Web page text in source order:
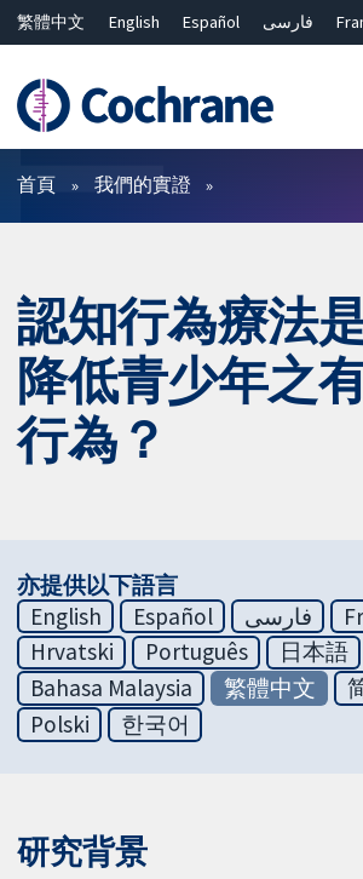
繁體中文 English Español فارسی
ไทย
简体中文
篩選條件
首頁 我們的實證
認知行為療法
降低青少年之
行為？
亦提供以下語言
English
Español فارسی
Hrvatski
Português
日本語
Bahasa Malaysia
繁體中文
Polski
한국어
研究背景